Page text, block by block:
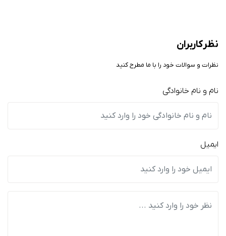
نظر کاربران
نظرات و سوالات خود را با ما مطرح کنید
نام و نام خانوادگی
ایمیل